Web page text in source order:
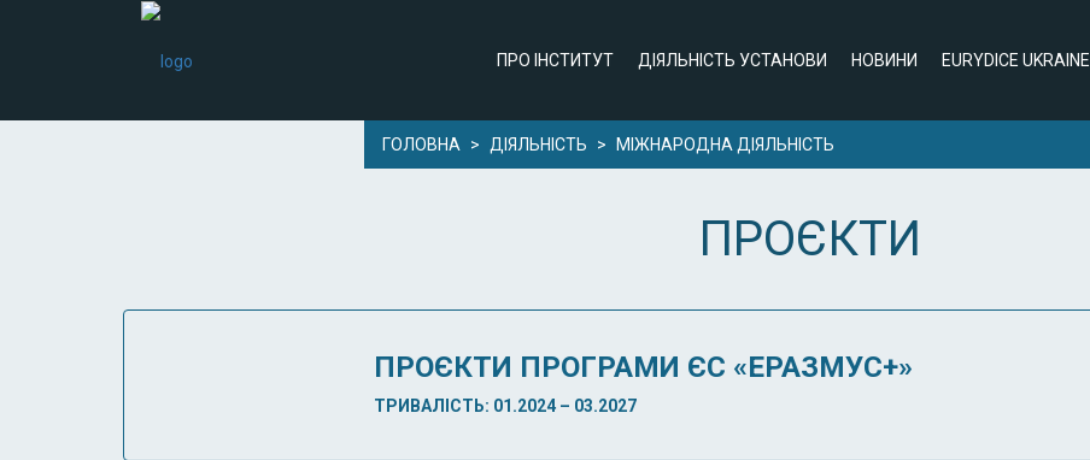
ПРО ІНСТИТУТ ДІЯЛЬНІСТЬ УСТАНОВИ НОВИНИ EURYDICE UKRAINE
ГОЛОВНА > ДІЯЛЬНІСТЬ > МІЖНАРОДНА ДІЯЛЬНІСТЬ
ПРОЄКТИ
ПРОЄКТИ ПРОГРАМИ ЄС «ЕРАЗМУС+»
ТРИВАЛІСТЬ: 01.2024 – 03.2027